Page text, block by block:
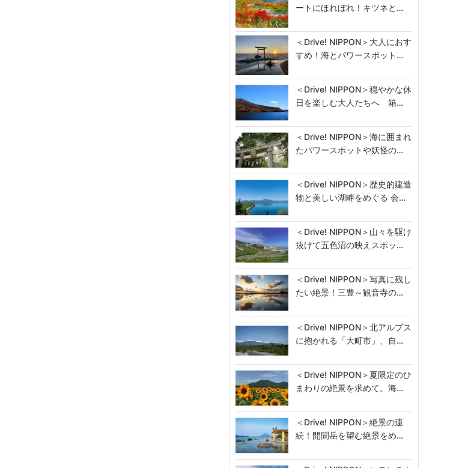
ートにほれぼれ！キツネと…
＜Drive! NIPPON＞大人におす
すめ！海とパワースポット…
＜Drive! NIPPON＞穏やかな休
日を楽しむ大人たちへ 箱…
＜Drive! NIPPON＞海に囲まれ
たパワースポットや妖怪の…
＜Drive! NIPPON＞歴史的建造
物と美しい湖畔をめぐる 会…
＜Drive! NIPPON＞山々を駆け
抜けて五色沼の映えスポッ…
＜Drive! NIPPON＞写真に残し
たい絶景！三豊～観音寺の…
＜Drive! NIPPON＞北アルプス
に抱かれる「大町市」、自…
＜Drive! NIPPON＞夏限定のひ
まわりの絶景を求めて。海…
＜Drive! NIPPON＞絶景の連
続！開聞岳を望む絶景をめ…